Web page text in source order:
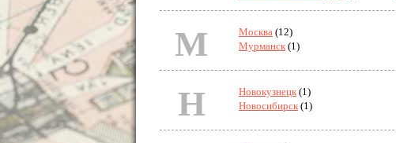
М Москва (12)
Мурманск (1)
Н Новокузнецк (1)
Новосибирск (1)